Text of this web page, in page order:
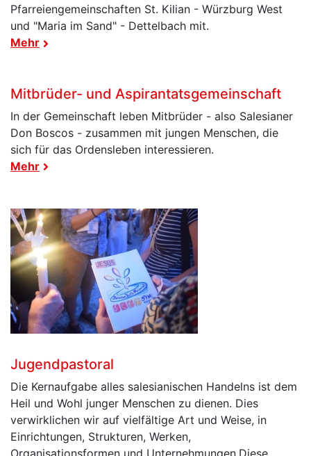
Pfarreiengemeinschaften St. Kilian - Würzburg West
und "Maria im Sand" - Dettelbach mit.
Mehr
Mitbrüder- und Aspirantatsgemeinschaft
In der Gemeinschaft leben Mitbrüder - also Salesianer
Don Boscos - zusammen mit jungen Menschen, die
sich für das Ordensleben interessieren.
Mehr
Jugendpastoral
Die Kernaufgabe alles salesianischen Handelns ist dem
Heil und Wohl junger Menschen zu dienen. Dies
verwirklichen wir auf vielfältige Art und Weise, in
Einrichtungen, Strukturen, Werken,